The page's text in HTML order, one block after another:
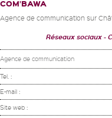
COM’BAWA
Agence de communication sur
Réseaux sociaux
Agence de communication
Tel. :
E-mail :
Site web :